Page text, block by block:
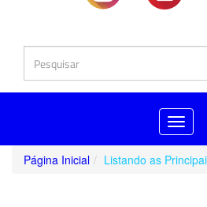
Toggle
Página Inicial
Listando as